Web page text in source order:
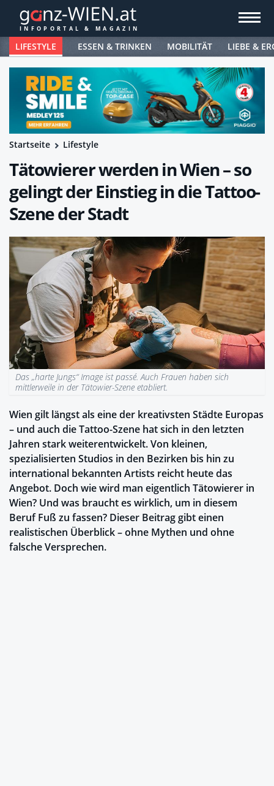
LIFESTYLE ESSEN & TRINKEN MOBILITÄT LIEBE &
Startseite Lifestyle
Tätowierer werden in Wien – so
gelingt der Einstieg in die Tattoo-
Szene der Stadt
Das „harte Jungs“ Image ist passé. Auch Frauen haben sich
mittlerweile in der Tätowier-Szene etabliert.
Wien gilt längst als eine der kreativsten Städte Europas
– und auch die Tattoo-Szene hat sich in den letzten
Jahren stark weiterentwickelt. Von kleinen,
spezialisierten Studios in den Bezirken bis hin zu
international bekannten Artists reicht heute das
Angebot. Doch wie wird man eigentlich Tätowierer in
Wien? Und was braucht es wirklich, um in diesem
Beruf Fuß zu fassen? Dieser Beitrag gibt einen
realistischen Überblick – ohne Mythen und ohne
falsche Versprechen.